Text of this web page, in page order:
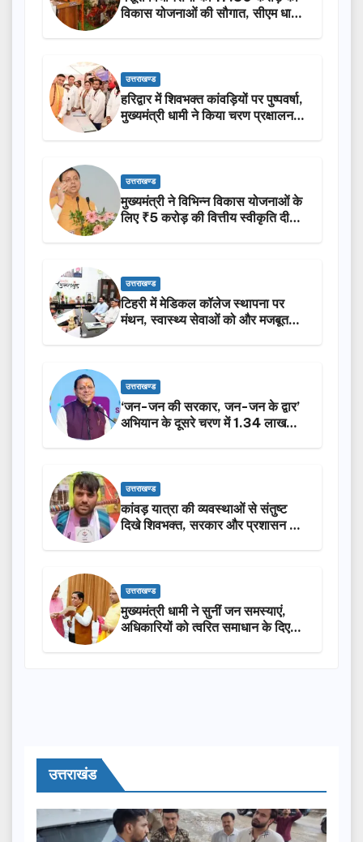
विकास योजनाओं की सौगात, सीएम धामी
उत्तराखण्ड
हरिद्वार में शिवभक्त कांवड़ियों पर पुष्पवर्षा,
मुख्यमंत्री धामी ने किया चरण प्रक्षालन…
उत्तराखण्ड
मुख्यमंत्री ने विभिन्न विकास योजनाओं के
लिए ₹5 करोड़ की वित्तीय स्वीकृति दी…
उत्तराखण्ड
टिहरी में मेडिकल कॉलेज स्थापना पर
मंथन, स्वास्थ्य सेवाओं को और मजबूत
उत्तराखण्ड
‘जन-जन की सरकार, जन-जन के द्वार’
अभियान के दूसरे चरण में 1.34 लाख
उत्तराखण्ड
कांवड़ यात्रा की व्यवस्थाओं से संतुष्ट
दिखे शिवभक्त, सरकार और प्रशासन की
उत्तराखण्ड
मुख्यमंत्री धामी ने सुनीं जन समस्याएं,
अधिकारियों को त्वरित समाधान के दिए
उत्तराखंड